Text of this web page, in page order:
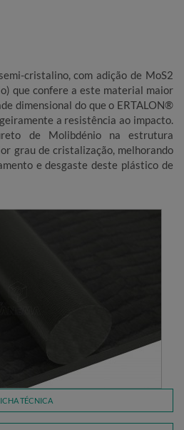
cristalino, com adição de MoS2
que confere a este material maior
dimensional do que o ERTALON®
a resistência ao impacto.
de Molibdénio na estrutura
grau de cristalização, melhorando
e desgaste deste plástico de
TÉCNICA